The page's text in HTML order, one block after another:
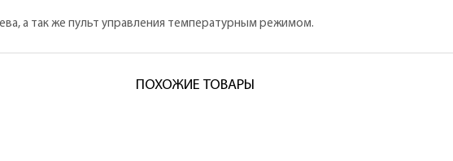
а так же пульт управления температурным режимом.
ПОХОЖИЕ ТОВАРЫ